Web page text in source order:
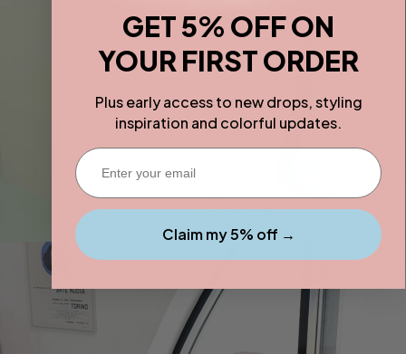
GET 5% OFF ON
YOUR FIRST ORDER
Plus early access to new drops, styling
inspiration and colorful updates.
Enter your email
Claim my 5% off →